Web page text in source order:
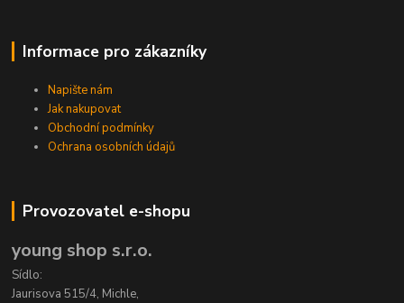
Informace pro zákazníky
Napište nám
Jak nakupovat
Obchodní podmínky
Ochrana osobních údajů
Provozovatel e-shopu
young shop s.r.o.
Sídlo:
Jaurisova 515/4, Michle,